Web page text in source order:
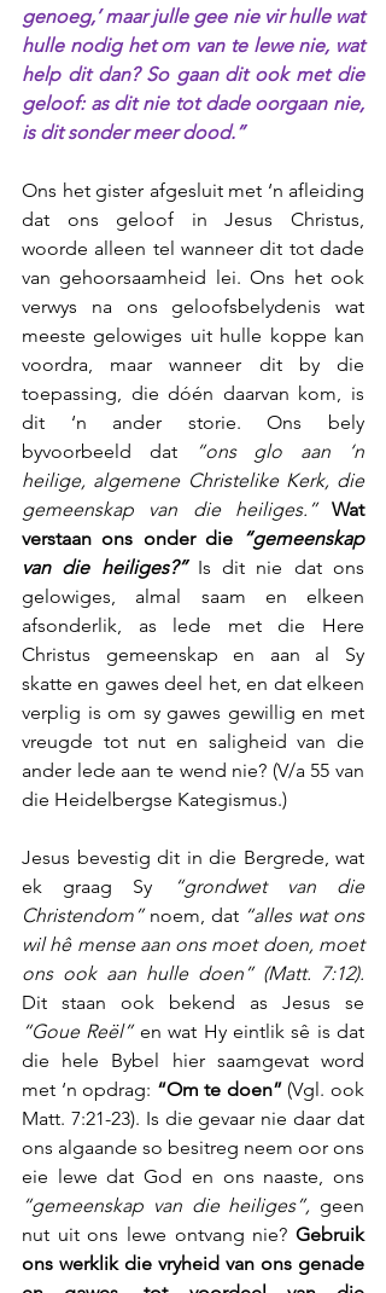
genoeg,’ maar julle gee nie vir hulle wat
hulle nodig het om van te lewe nie, wat
help dit dan? So gaan dit ook met die
geloof: as dit nie tot dade oorgaan nie,
is dit sonder meer dood.”
Ons het gister afgesluit met ‘n afleiding
dat ons geloof in Jesus Christus,
woorde alleen tel wanneer dit tot dade
van gehoorsaamheid lei. Ons het ook
verwys na ons geloofsbelydenis wat
meeste gelowiges uit hulle koppe kan
voordra, maar wanneer dit by die
toepassing, die dóén daarvan kom, is
dit ‘n ander storie. Ons bely
byvoorbeeld dat
“ons glo aan ‘n
heilige, algemene Christelike Kerk, die
gemeenskap van die heiliges.” Wat
verstaan ons onder die “gemeenskap
van die heiliges?” Is dit nie dat ons
gelowiges, almal saam en elkeen
afsonderlik, as lede met die Here
Christus gemeenskap en aan al Sy
skatte en gawes deel het, en dat elkeen
verplig is om sy gawes gewillig en met
vreugde tot nut en saligheid van die
ander lede aan te wend nie? (V/a 55 van
die Heidelbergse Kategismus.)
Jesus bevestig dit in die Bergrede, wat
ek graag Sy
“grondwet van die
Christendom” noem, dat “alles wat ons
wil hê mense aan ons moet doen, moet
ons ook aan hulle doen” (Matt. 7:12).
“Goue Reël” en wat Hy eintlik sê is dat
die hele Bybel hier saamgevat word
met ‘n opdrag: “Om te doen” (Vgl. ook
Matt. 7:21-23). Is die gevaar nie daar dat
ons algaande so besitreg neem oor ons
“gemeenskap van die heiliges”, geen
nut uit ons lewe ontvang nie? Gebruik
ons werklik die vryheid van ons genade